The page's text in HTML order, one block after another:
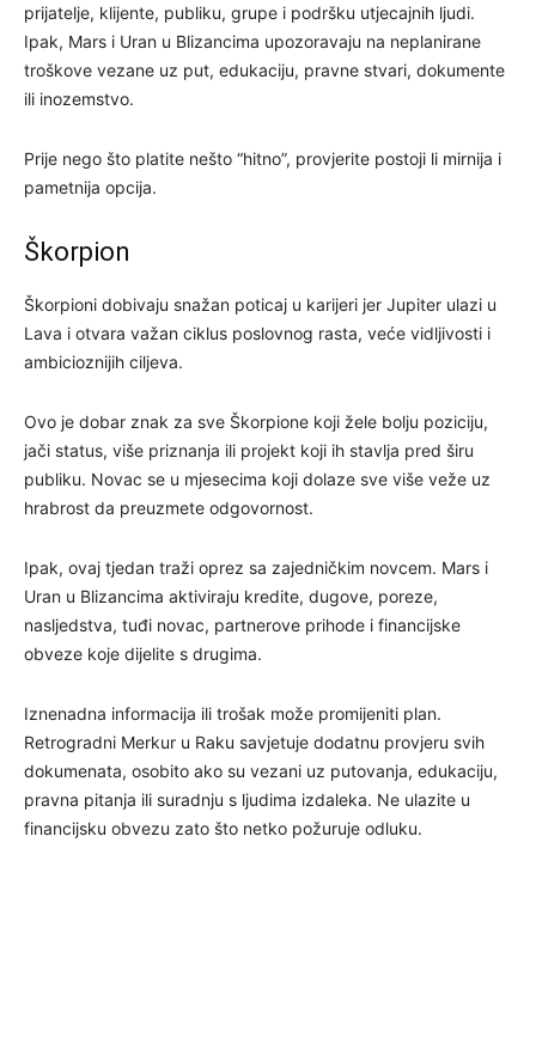
prijatelje, klijente, publiku, grupe i podršku utjecajnih ljudi.
Ipak, Mars i Uran u Blizancima upozoravaju na neplanirane
troškove vezane uz put, edukaciju, pravne stvari, dokumente
ili inozemstvo.
Prije nego što platite nešto “hitno”, provjerite postoji li mirnija i
pametnija opcija.
Škorpion
Škorpioni dobivaju snažan poticaj u karijeri jer Jupiter ulazi u
Lava i otvara važan ciklus poslovnog rasta, veće vidljivosti i
ambicioznijih ciljeva.
Ovo je dobar znak za sve Škorpione koji žele bolju poziciju,
jači status, više priznanja ili projekt koji ih stavlja pred širu
publiku. Novac se u mjesecima koji dolaze sve više veže uz
hrabrost da preuzmete odgovornost.
Ipak, ovaj tjedan traži oprez sa zajedničkim novcem. Mars i
Uran u Blizancima aktiviraju kredite, dugove, poreze,
nasljedstva, tuđi novac, partnerove prihode i financijske
obveze koje dijelite s drugima.
Iznenadna informacija ili trošak može promijeniti plan.
Retrogradni Merkur u Raku savjetuje dodatnu provjeru svih
dokumenata, osobito ako su vezani uz putovanja, edukaciju,
pravna pitanja ili suradnju s ljudima izdaleka. Ne ulazite u
financijsku obvezu zato što netko požuruje odluku.